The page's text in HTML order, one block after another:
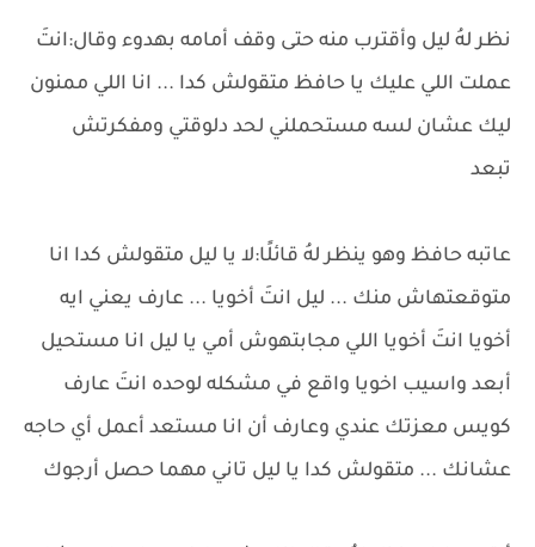
نظر لهُ ليل وأقترب منه حتى وقف أمامه بهدوء وقال:انتَ
عملت اللي عليك يا حافظ متقولش كدا ... انا اللي ممنون
ليك عشان لسه مستحملني لحد دلوقتي ومفكرتش
تبعد
عاتبه حافظ وهو ينظر لهُ قائلًا:لا يا ليل متقولش كدا انا
متوقعتهاش منك ... ليل انتَ أخويا ... عارف يعني ايه
أخويا انتَ أخويا اللي مجابتهوش أمي يا ليل انا مستحيل
أبعد واسيب اخويا واقع في مشكله لوحده انتَ عارف
كويس معزتك عندي وعارف أن انا مستعد أعمل أي حاجه
عشانك ... متقولش كدا يا ليل تاني مهما حصل أرجوك